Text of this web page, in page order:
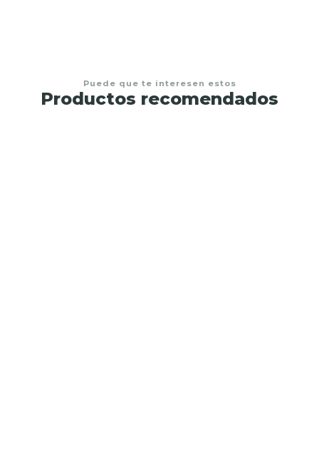
Puede que te interesen estos
Productos recomendados